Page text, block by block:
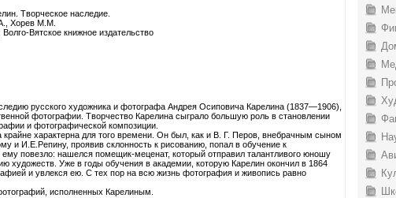
Творческое наследие.
Хорев М.М.
Вятское книжное издательство
русского художника и фотографа Андрея Осиповича Карелина (1837—1906),
фотографии. Творчество Карелина сыграло большую роль в становлении
и фотографической композиции.
крайне характерна для того времени. Он был, как и В. Г. Перов, внебрачным сыном
и И.Е.Репину, проявив склонность к рисованию, попал в обучение к
повезло: нашелся помещик-меценат, который отправил талантливого юношу
художеств. Уже в годы обучения в академии, которую Карелин окончил в 1864
и увлекся ею. С тех пор на всю жизнь фотография и живопись равно
исполненных Карелиным.